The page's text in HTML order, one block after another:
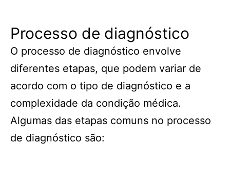
Processo de diagnóstico
O processo de diagnóstico envolve
diferentes etapas, que podem variar de
acordo com o tipo de diagnóstico e a
complexidade da condição médica.
Algumas das etapas comuns no processo
de diagnóstico são: